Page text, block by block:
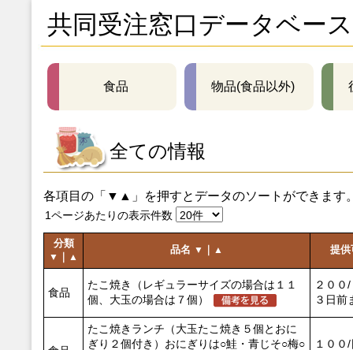
共同受注窓口データベース
食品 物品(食品以外)
全ての情報
各項目の「▼▲」を押すとデータのソートができます
1ページあたりの表示件数
分類
▼ ▲
品名 ▼ ▲ 提
食品
たこ焼き（レギュラーサイズの場合は１１
個、大玉の場合は７個）
２００
３日前
たこ焼きランチ（大玉たこ焼き５個とおに
ぎり２個付き）おにぎりは○鮭・青じそ○梅○
１００